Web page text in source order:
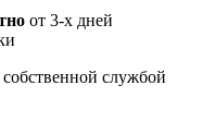
от 3-х дней
службой